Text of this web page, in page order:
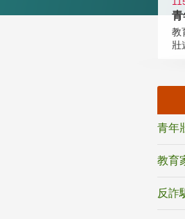
教
壯
青年
教育
反詐